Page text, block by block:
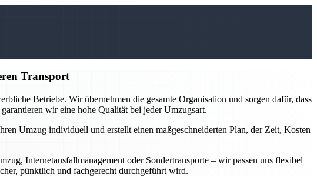
Transport
Betriebe. Wir übernehmen die gesamte Organisation und sorgen dafür, dass
wir eine hohe Qualität bei jeder Umzugsart.
Umzug individuell und erstellt einen maßgeschneiderten Plan, der Zeit, Kosten
Internetausfallmanagement oder Sondertransporte – wir passen uns flexibel
pünktlich und fachgerecht durchgeführt wird.